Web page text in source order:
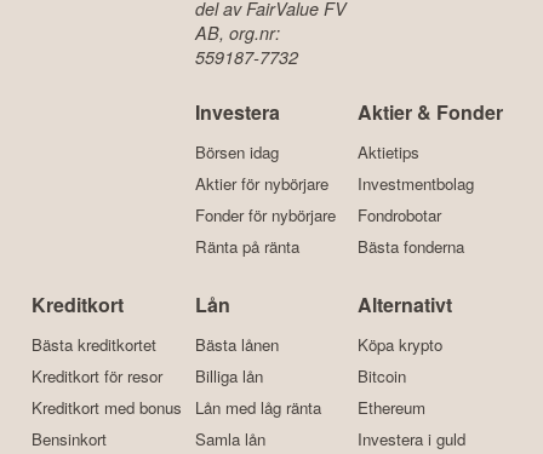
del av FairValue FV
AB, org.nr:
559187-7732
Investera
Börsen idag
Aktier för nybörjare
Fonder för nybörjare
Ränta på ränta
Aktier & Fonder
Aktietips
Investmentbolag
Fondrobotar
Bästa fonderna
Kreditkort
Bästa kreditkortet
Kreditkort för resor
Kreditkort med bonus
Bensinkort
Lån
Bästa lånen
Billiga lån
Lån med låg ränta
Samla lån
Alternativt
Köpa krypto
Bitcoin
Ethereum
Investera i guld